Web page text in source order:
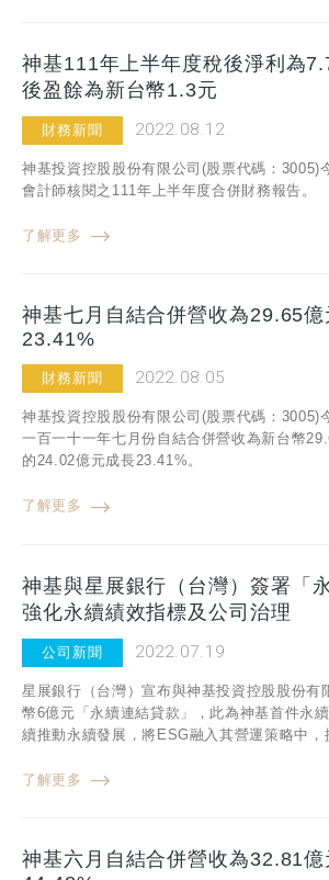
神基111年上半年度稅後淨利為
後盈餘為新台幣1.3元
財務新聞 2022.08.12
神基投資控股股份有限公司(股票代碼：3005)
會計師核閱之111年上半年度合併財務報告。
了解更多
神基七月自結合併營收為29.65億
23.41%
財務新聞 2022.08.05
神基投資控股股份有限公司(股票代碼：3005)
一百一十一年七月份自結合併營收為新台幣
的24.02億元成長23.41%。
了解更多
神基與星展銀行（台灣）簽署「
強化永續績效指標及公司治理
公司新聞 2022.07.19
星展銀行（台灣）宣布與神基投資控股股份有
幣6億元「永續連結貸款」，此為神基首件永
續推動永續發展，將ESG融入其營運策略中，
了解更多
神基六月自結合併營收為32.81億